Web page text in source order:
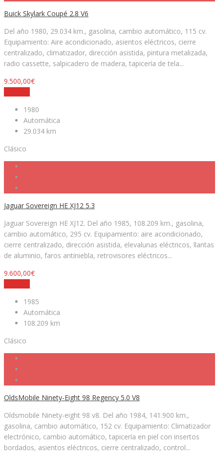
Buick Skylark Coupé 2.8 V6
Del año 1980, 29.034 km., gasolina, cambio automático, 115 cv.
Equipamiento: Aire acondicionado, asientos eléctricos, cierre
centralizado, climatizador, dirección asistida, pintura metalizada,
radio cassette, salpicadero de madera, tapicería de tela...
9.500,00€
1980
Automática
29.034 km
Clásico
Jaguar Sovereign HE XJ12 5.3
Jaguar Sovereign HE XJ12. Del año 1985, 108.209 km., gasolina,
cambio automático, 295 cv. Equipamiento: aire acondicionado,
cierre centralizado, dirección asistida, elevalunas eléctricos, llantas
de aluminio, faros antiniebla, retrovisores eléctricos...
9.600,00€
1985
Automática
108.209 km
Clásico
OldsMobile Ninety-Eight 98 Regency 5.0 V8
Oldsmobile Ninety-eight 98 v8. Del año 1984, 141.900 km.,
gasolina, cambio automático, 152 cv. Equipamiento: Climatizador
electrónico, cambio automático, tapicería en piel con insertos
bordados, asientos eléctricos, cierre centralizado, control...